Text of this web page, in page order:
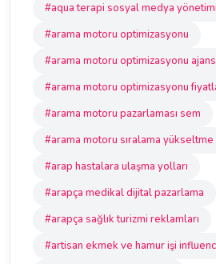
#aqua terapi sosyal medya yönetimi
#arama motoru optimizasyonu
#arama motoru optimizasyonu
#arama motoru optimizasyonu
#arama motoru pazarlaması sem
#arama motoru sıralama yükseltme
#arap hastalara ulaşma yolları
#arapça medikal dijital pazarlama
#arapça sağlık turizmi reklamları
#artisan ekmek ve hamur işi